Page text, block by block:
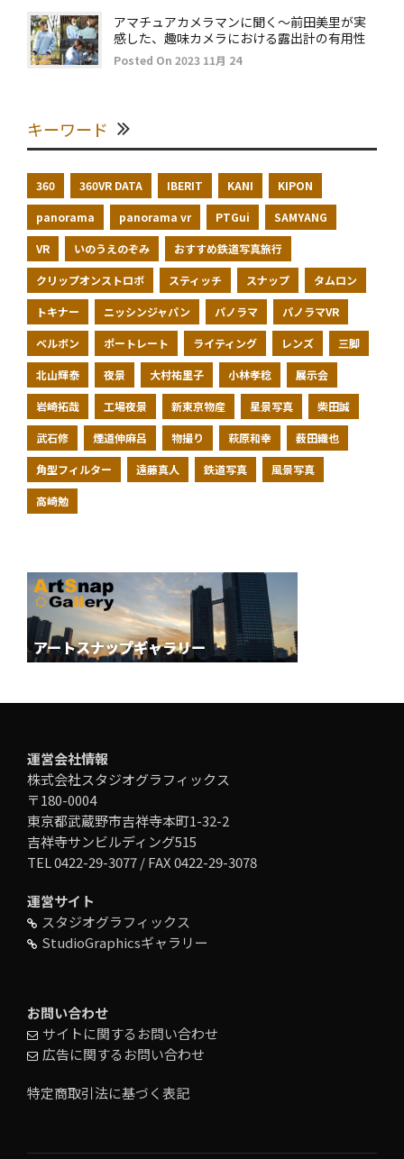
アマチュアカメラマンに聞く～前田美里が実
感した、趣味カメラにおける露出計の有用性
Posted On 2023 11月 24
キーワード
360 360VR DATA IBERIT KANI KIPON
panorama panorama vr PTGui SAMYANG
VR いのうえのぞみ おすすめ鉄道写真旅行
クリップオンストロボ スティッチ スナップ タムロン
トキナー ニッシンジャパン パノラマ パノラマVR
ベルボン ポートレート ライティング レンズ 三脚
北山輝泰 夜景 大村祐里子 小林孝稔 展示会
岩崎拓哉 工場夜景 新東京物産 星景写真 柴田誠
武石修 煙道伸麻呂 物撮り 萩原和幸 薮田織也
角型フィルター 遠藤真人 鉄道写真 風景写真
高崎勉
運営会社情報
株式会社スタジオグラフィックス
〒180-0004
東京都武蔵野市吉祥寺本町1-32-2
吉祥寺サンビルディング515
TEL 0422-29-3077 / FAX 0422-29-3078
運営サイト
スタジオグラフィックス
StudioGraphicsギャラリー
お問い合わせ
サイトに関するお問い合わせ
広告に関するお問い合わせ
特定商取引法に基づく表記